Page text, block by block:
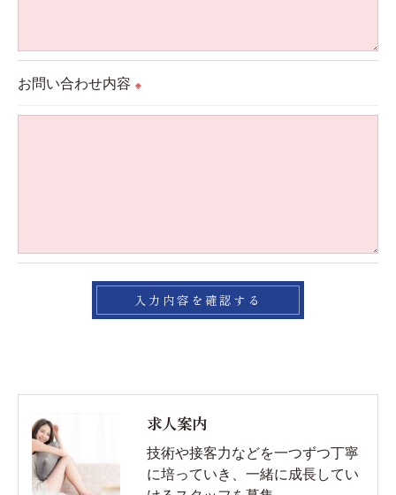
いて＞
当社では、お客様の個人情報の開示･訂正･削除・利
用停止の手続を定めさせて頂いております。
お問い合わせ内容 ※
求人案内
技術や接客力などを一つずつ丁寧
に培っていき、一緒に成長してい